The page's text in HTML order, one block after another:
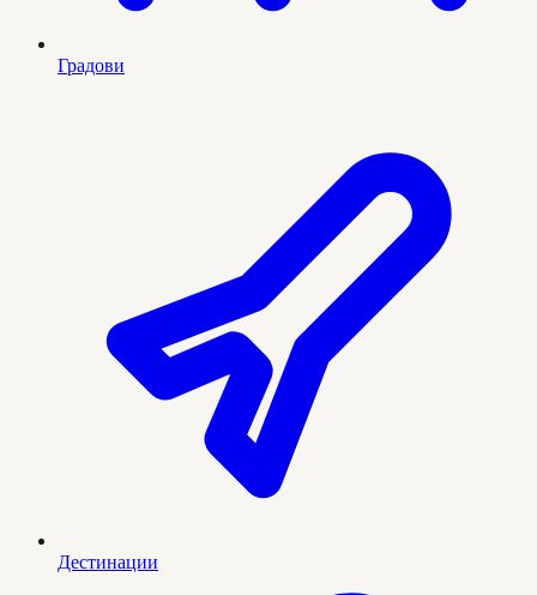
Градови
Дестинации